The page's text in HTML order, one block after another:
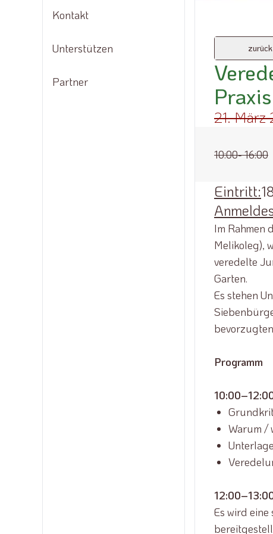
Saatgut
Kontakt
Unterstützen
Partner
zurück
Praxis
21. März
10:00- 16:00
Eintritt:
Im Rahmen
Melikoleg),
veredelte
Garten.
Es stehen
Programm
Warum /
Es wird